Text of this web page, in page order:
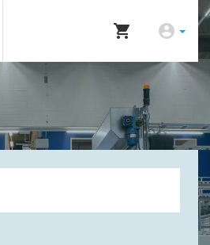
shopping_cart account_circle